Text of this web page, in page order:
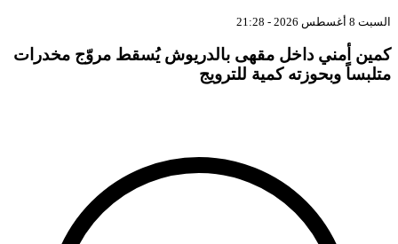
8 أغسطس 2026 - 21:28
أمني داخل مقهى بالدريوش يُسقط مروّج مخدرات
وبحوزته كمية للترويج